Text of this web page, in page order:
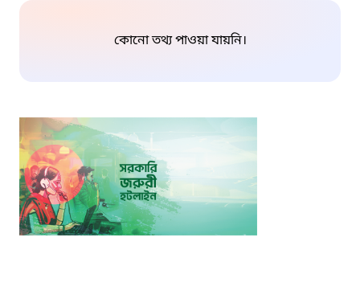
কোনো তথ্য পাওয়া যায়নি।